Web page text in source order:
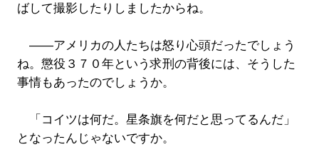
ばして撮影したりしましたからね。
――アメリカの人たちは怒り心頭だったでしょう
ね。懲役３７０年という求刑の背後には、そうした
事情もあったのでしょうか。
「コイツは何だ。星条旗を何だと思ってるんだ」
となったんじゃないですか。